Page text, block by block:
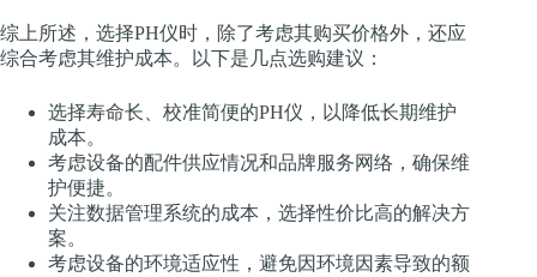
综上所述，选择PH仪时，除了考虑其购买价格外，还应
综合考虑其维护成本。以下是几点选购建议：
选择寿命长、校准简便的PH仪，以降低长期维护
成本。
考虑设备的配件供应情况和品牌服务网络，确保维
护便捷。
关注数据管理系统的成本，选择性价比高的解决方
案。
考虑设备的环境适应性，避免因环境因素导致的额